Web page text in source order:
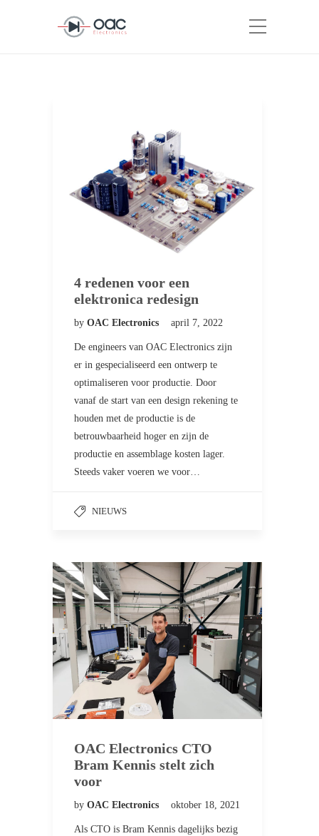
4 redenen voor een
elektronica redesign
by OAC Electronics april 7, 2022
De engineers van OAC Electronics zijn
er in gespecialiseerd een ontwerp te
optimaliseren voor productie. Door
vanaf de start van een design rekening te
houden met de productie is de
betrouwbaarheid hoger en zijn de
productie en assemblage kosten lager.
Steeds vaker voeren we voor…
NIEUWS
OAC Electronics CTO
Bram Kennis stelt zich
voor
by OAC Electronics oktober 18, 2021
Als CTO is Bram Kennis dagelijks bezig